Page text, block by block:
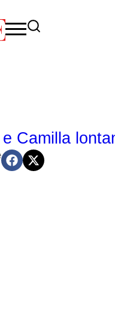
Camilla